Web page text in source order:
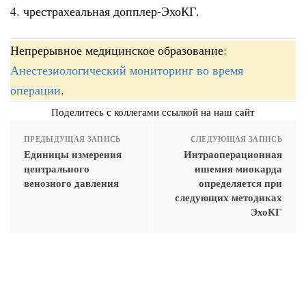
4. чрестрахеальная допплер-ЭхоКГ.
Непрерывное медицинское образование:
Анестезиологический мониторинг во время
операции.
Поделитесь с коллегами ссылкой на наш сайт
ПРЕДЫДУЩАЯ ЗАПИСЬ
Единицы измерения
центрального
венозного давления
СЛЕДУЮЩАЯ ЗАПИСЬ
Интраоперационная
ишемия миокарда
определяется при
следующих методиках
ЭхоКГ